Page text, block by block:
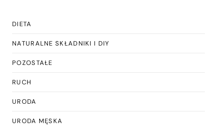
DIETA
NATURALNE SKŁADNIKI I DIY
POZOSTAŁE
RUCH
URODA
URODA MĘSKA